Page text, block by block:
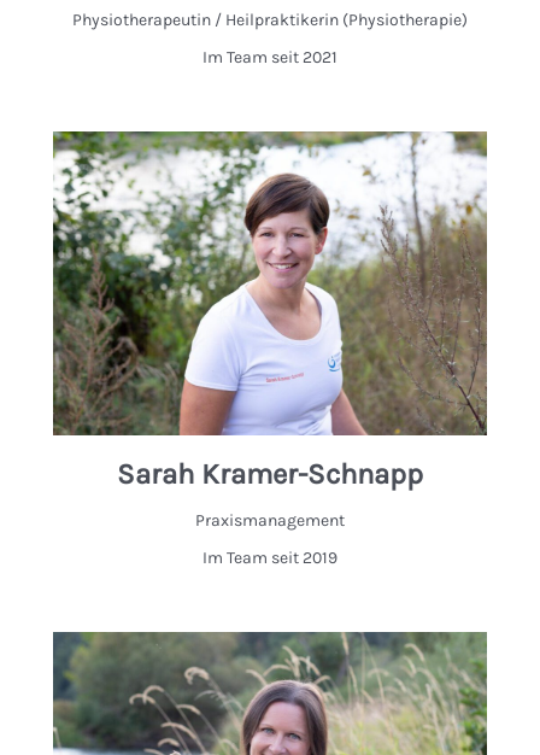
Physiotherapeutin / Heilpraktikerin (Physiotherapie)
Im Team seit 2021
Sarah Kramer-Schnapp
Praxismanagement
Im Team seit 2019